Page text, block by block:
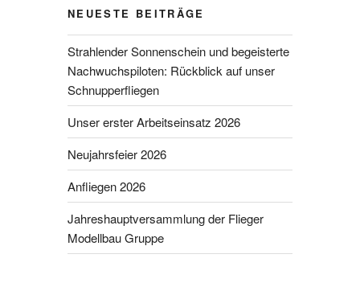
NEUESTE BEITRÄGE
Strahlender Sonnenschein und begeisterte
Nachwuchspiloten: Rückblick auf unser
Schnupperfliegen
Unser erster Arbeitseinsatz 2026
Neujahrsfeier 2026
Anfliegen 2026
Jahreshauptversammlung der Flieger
Modellbau Gruppe